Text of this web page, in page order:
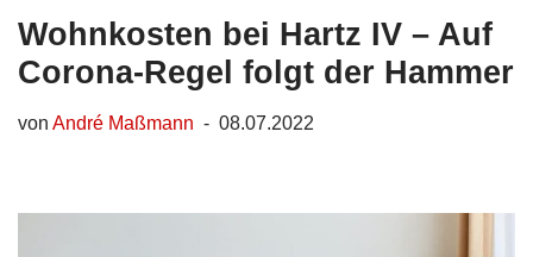
Wohnkosten bei Hartz IV – Auf
Corona-Regel folgt der Hammer
von André Maßmann 08.07.2022